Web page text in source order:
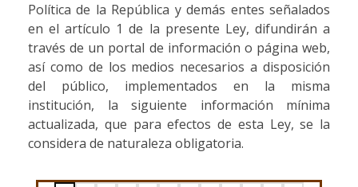
Política de la República y demás entes señalados
en el artículo 1 de la presente Ley, difundirán a
través de un portal de información o página web,
así como de los medios necesarios a disposición
del público, implementados en la misma
institución, la siguiente información mínima
actualizada, que para efectos de esta Ley, se la
considera de naturaleza obligatoria.